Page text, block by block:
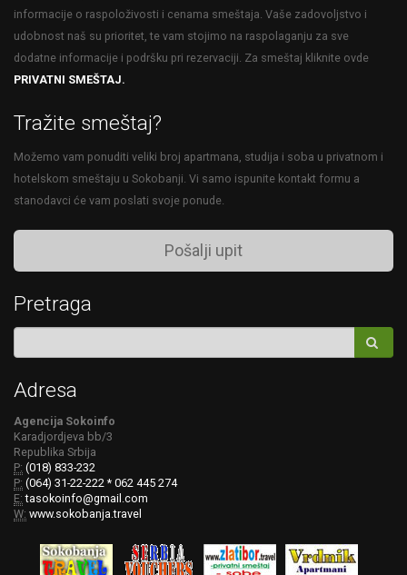
informacije o raspoloživosti i cenama smeštaja. Vaše zadovoljstvo i
udobnost naš su prioritet, te vam stojimo na raspolaganju za sve
dodatne informacije i podršku pri rezervaciji. Za smeštaj kliknite ovde
PRIVATNI SMEŠTAJ.
Tražite smeštaj?
Možemo vam ponuditi veliki broj apartmana, studija i soba u privatnom i
hotelskom smeštaju u Sokobanji. Vi samo ispunite kontakt formu a
stanodavci će vam poslati svoje ponude.
Pošalji upit
Pretraga
Adresa
Agencija Sokoinfo
Karadjordjeva bb/3
Republika Srbija
P: (018) 833-232
P: (064) 31-22-222 * 062 445 274
E: tasokoinfo@gmail.com
W: www.sokobanja.travel